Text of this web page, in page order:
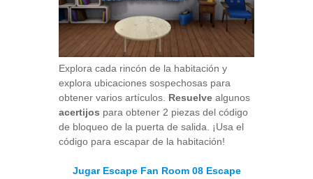
Explora cada rincón de la habitación y
explora ubicaciones sospechosas para
obtener varios artículos. Resuelve algunos
acertijos para obtener 2 piezas del código
de bloqueo de la puerta de salida. ¡Usa el
código para escapar de la habitación!
Jugar Escape Fan Room 08 Escape